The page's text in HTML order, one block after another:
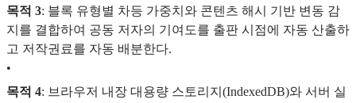
목적 3: 블록 유형별 차등 가중치와 콘텐츠 해시 기반 변동 감
지를 결합하여 공동 저자의 기여도를 출판 시점에 자동 산출하
고 저작권료를 자동 배분한다.
•
목적 4: 브라우저 내장 대용량 스토리지(IndexedDB)와 서버 실